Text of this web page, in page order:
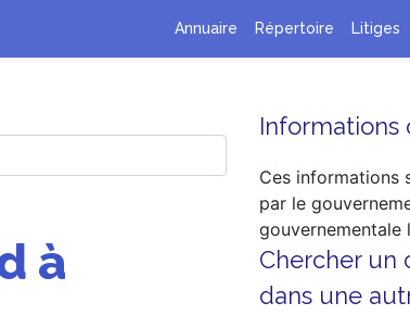
Annuaire Répertoire Litiges
à
Informations
Ces informations
par le
Chercher un
dans une